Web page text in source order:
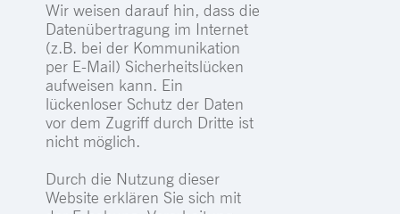
Wir weisen darauf hin, dass die
Datenübertragung im Internet
(z.B. bei der Kommunikation
per E-Mail) Sicherheitslücken
aufweisen kann. Ein
lückenloser Schutz der Daten
vor dem Zugriff durch Dritte ist
nicht möglich.
Durch die Nutzung dieser
Website erklären Sie sich mit